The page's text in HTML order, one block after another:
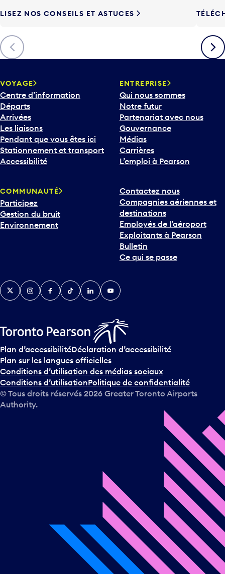
Précédent
LISEZ NOS CONSEILS ET ASTUCES
VOYAGE
Centre d’information
Départs
Arrivées
Les liaisons
Pendant que vous êtes ici
Stationnement et transport
Accessibilité
ENTREPRISE
Qui nous sommes
Notre futur
Partenariat avec nous
Gouvernance
Médias
Carrières
L’emploi à Pearson
COMMUNAUTÉ
Participez
Gestion du bruit
Environnement
Contactez nous
Compagnies aériennes et
destinations
Employés de l’aéroport
Exploitants à Pearson
Bulletin
Ce qui se passe
TwitterInstagramFacebook
TikTokLinkedInYouTube
Plan d’accessibilitéDéclaration d’accessibilité
Plan sur les langues officielles
Conditions d’utilisation des médias sociaux
Conditions d’utilisationPolitique de confidentialité
© Tous droits réservés 2026 Greater Toronto Airports
Authority.